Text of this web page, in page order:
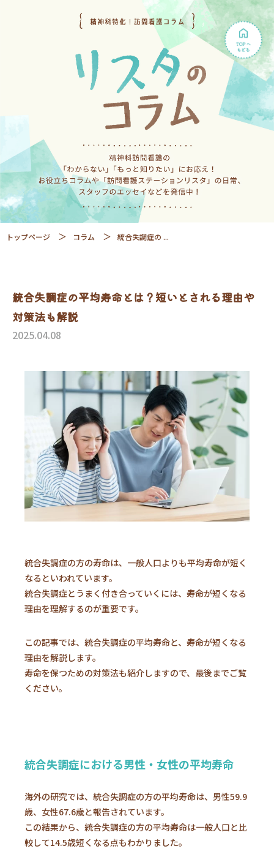
トップページ コラム 統合失調症の ...
統合失調症の平均寿命とは？短いとされる理由や
対策法も解説
2025.04.08
統合失調症の方の寿命は、一般人口よりも平均寿命が短く
なるといわれています。
統合失調症とうまく付き合っていくには、寿命が短くなる
理由を理解するのが重要です。
この記事では、統合失調症の平均寿命と、寿命が短くなる
理由を解説します。
寿命を保つための対策法も紹介しますので、最後までご覧
ください。
統合失調症における男性・女性の平均寿命
海外の研究では、統合失調症の方の平均寿命は、男性59.9
歳、女性67.6歳と報告されています。
この結果から、統合失調症の方の平均寿命は一般人口と比
較して14.5歳短くなる点もわかりました。